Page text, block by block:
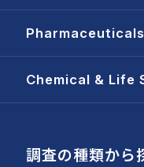
Chemical & Life
調査の種類から